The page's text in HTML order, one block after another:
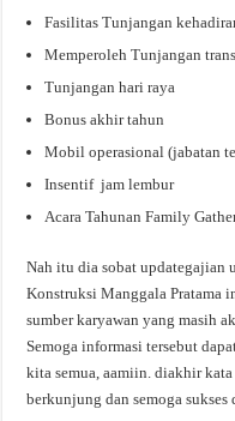
Fasilitas Tunjangan
Memperoleh Tunjangan
Tunjangan hari raya
Bonus akhir tahun
Mobil operasional (jabatan
Insentif jam lembur
Acara Tahunan Family
Nah itu dia sobat updategajian
Konstruksi Manggala Pratama
sumber karyawan yang masih
Semoga informasi tersebut
kita semua, aamiin. diakhir
berkunjung dan semoga